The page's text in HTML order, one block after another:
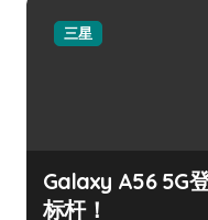
三星
Galaxy A56 5G
标杆！